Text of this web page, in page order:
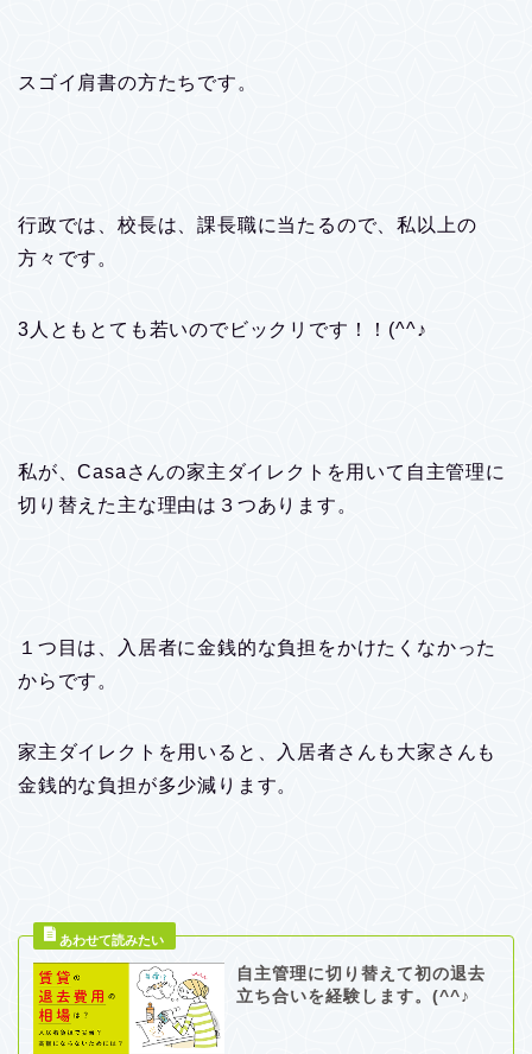
スゴイ肩書の方たちです。
行政では、校長は、課長職に当たるので、私以上の
方々です。
3人ともとても若いのでビックリです！！(^^♪
私が、Casaさんの家主ダイレクトを用いて自主管理に
切り替えた主な理由は３つあります。
１つ目は、入居者に金銭的な負担をかけたくなかった
からです。
家主ダイレクトを用いると、入居者さんも大家さんも
金銭的な負担が多少減ります。
自主管理に切り替えて初の退去
立ち合いを経験します。(^^♪